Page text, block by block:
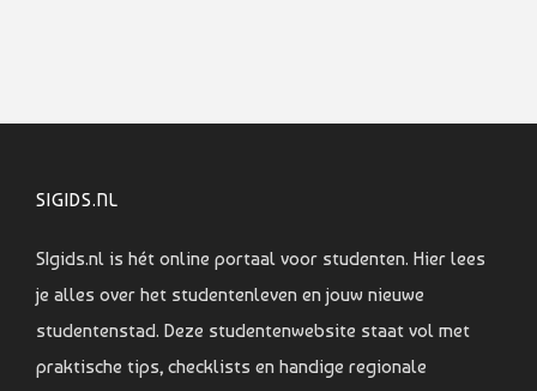
SIGIDS.NL
SIgids.nl is hét online portaal voor studenten. Hier lees
je alles over het studentenleven en jouw nieuwe
studentenstad. Deze studentenwebsite staat vol met
praktische tips, checklists en handige regionale